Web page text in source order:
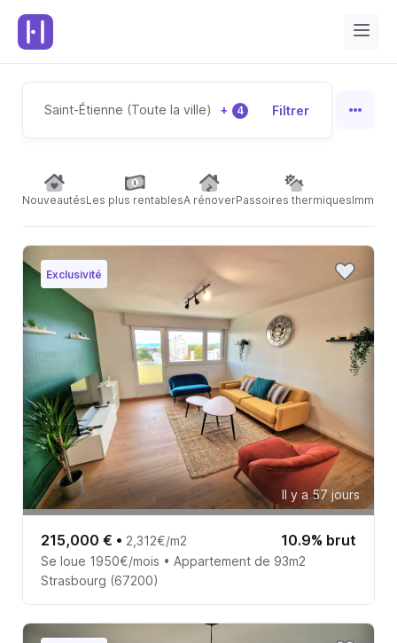
Saint-Étienne (Toute la ville) + 4 Filtrer
NouveautésLes plus rentablesA rénoverPassoires thermiques
Exclusivité
Il y a 57 jours
215,000 € • 2,312€/m2 10.9% brut
Se loue 1950€/mois • Appartement de 93m2
Strasbourg (67200)